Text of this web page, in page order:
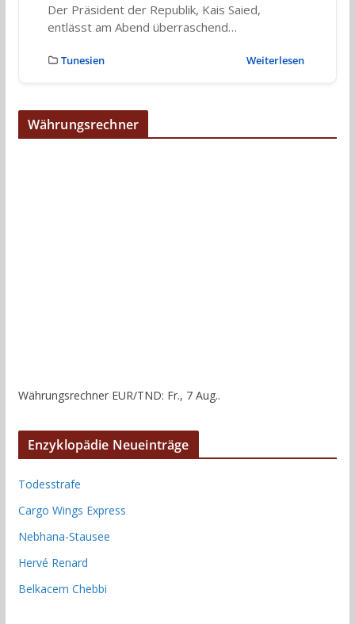
Der Präsident der Republik, Kais Saied,
entlässt am Abend überraschend…
Tunesien Weiterlesen
Währungsrechner
Währungsrechner EUR/TND: Fr., 7 Aug..
Enzyklopädie Neueinträge
Todesstrafe
Cargo Wings Express
Nebhana-Stausee
Hervé Renard
Belkacem Chebbi